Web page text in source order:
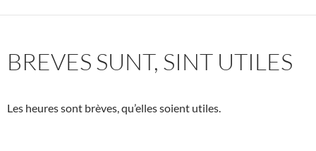
BREVES SUNT, SINT UTILES
Les heures sont brèves, qu’elles soient utiles.